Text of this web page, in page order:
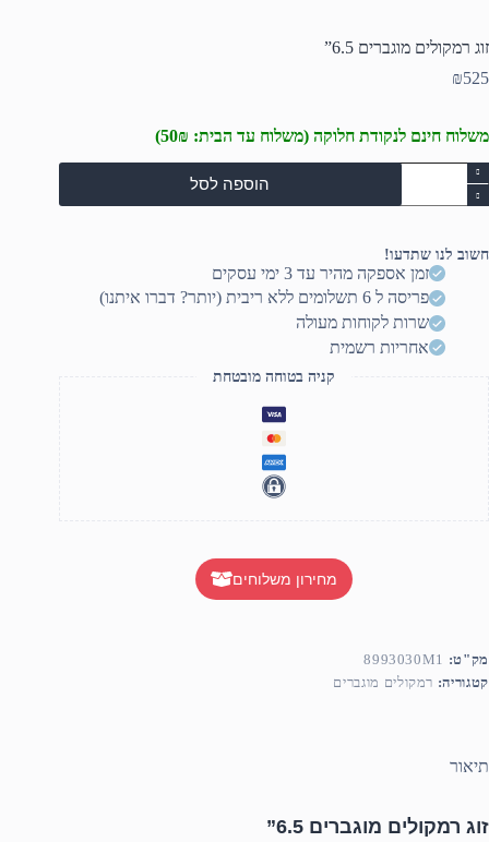
זוג רמקולים מוגברים 6.5”
₪525
משלוח חינם לנקודת חלוקה (משלוח עד הבית: 50₪)
כמות
של
זוג
מוגברים
6.5''
הוספה לסל
חשוב לנו שתדעו!
זמן אספקה מהיר עד 3 ימי עסקים
פריסה ל 6 תשלומים ללא ריבית (יותר? דברו איתנו)
שרות לקוחות מעולה
אחריות רשמית
קניה בטוחה מובטחת
מחירון משלוחים
מק"ט: 8993030M1
קטגוריה: רמקולים מוגברים
תיאור
זוג רמקולים מוגברים 6.5”